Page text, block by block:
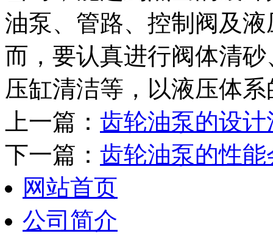
油泵、管路、控制阀及
而，要认真进行阀体清
压缸清洁等，以液压体
上一篇： 齿轮油泵的设
下一篇： 齿轮油泵的性
网站首页
公司简介